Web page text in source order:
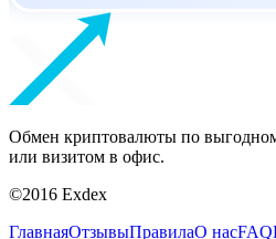
Обмен криптовалюты по
или визитом в офис.
©2016 Exdex
ГлавнаяОтзывыПравилаО насFAQ